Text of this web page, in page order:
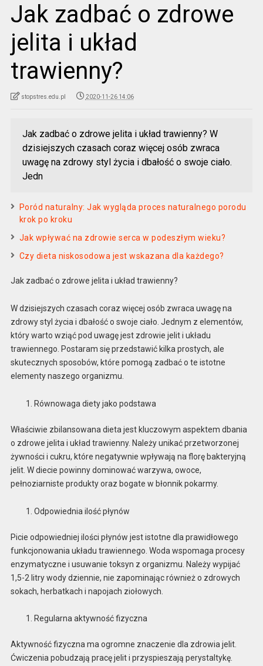
Jak zadbać o zdrowe
jelita i układ
trawienny?
stopstres.edu.pl 2020-11-26 14:06
Jak zadbać o zdrowe jelita i układ trawienny? W
dzisiejszych czasach coraz więcej osób zwraca
uwagę na zdrowy styl życia i dbałość o swoje ciało.
Jedn
Poród naturalny: Jak wygląda proces naturalnego porodu
krok po kroku
Jak wpływać na zdrowie serca w podeszłym wieku?
Czy dieta niskosodowa jest wskazana dla każdego?
Jak zadbać o zdrowe jelita i układ trawienny?
W dzisiejszych czasach coraz więcej osób zwraca uwagę na
zdrowy styl życia i dbałość o swoje ciało. Jednym z elementów,
który warto wziąć pod uwagę jest zdrowie jelit i układu
trawiennego. Postaram się przedstawić kilka prostych, ale
skutecznych sposobów, które pomogą zadbać o te istotne
elementy naszego organizmu.
Równowaga diety jako podstawa
Właściwie zbilansowana dieta jest kluczowym aspektem dbania
o zdrowe jelita i układ trawienny. Należy unikać przetworzonej
żywności i cukru, które negatywnie wpływają na florę bakteryjną
jelit. W diecie powinny dominować warzywa, owoce,
pełnoziarniste produkty oraz bogate w błonnik pokarmy.
Odpowiednia ilość płynów
Picie odpowiedniej ilości płynów jest istotne dla prawidłowego
funkcjonowania układu trawiennego. Woda wspomaga procesy
enzymatyczne i usuwanie toksyn z organizmu. Należy wypijać
1,5-2 litry wody dziennie, nie zapominając również o zdrowych
sokach, herbatkach i napojach ziołowych.
Regularna aktywność fizyczna
Aktywność fizyczna ma ogromne znaczenie dla zdrowia jelit.
Ćwiczenia pobudzają pracę jelit i przyspieszają perystaltykę.